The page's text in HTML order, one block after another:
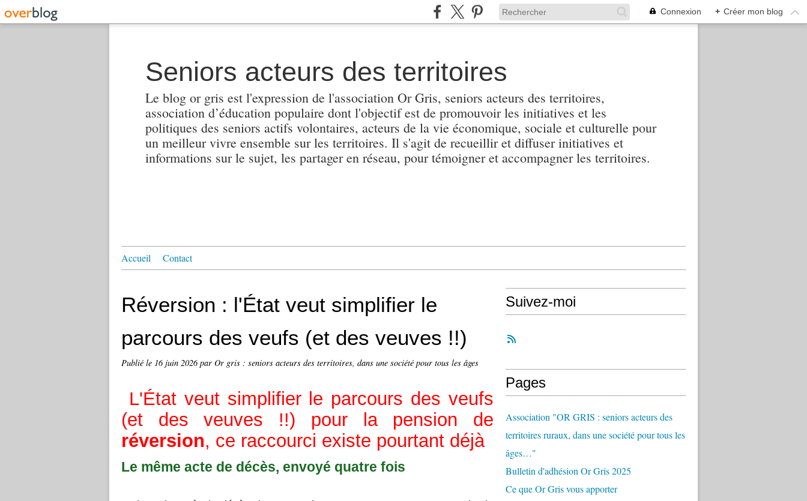
Connexion + Créer mon blog
Seniors acteurs des territoires
Le blog or gris est l'expression de l'association Or Gris, seniors acteurs des territoires,
association d’éducation populaire dont l'objectif est de promouvoir les initiatives et les
politiques des seniors actifs volontaires, acteurs de la vie économique, sociale et culturelle pour
un meilleur vivre ensemble sur les territoires. Il s'agit de recueillir et diffuser initiatives et
informations sur le sujet, les partager en réseau, pour témoigner et accompagner les territoires.
Accueil Contact
Réversion : l'État veut simplifier le
parcours des veufs (et des veuves !!)
Publié le 16 juin 2026par Or gris : seniors acteurs des territoires, dans une société pour tous les âges
L'État veut simplifier le parcours des veufs
(et des veuves !!) pour la pension de
réversion, ce raccourci existe pourtant déjà
Le même acte de décès, envoyé quatre fois
Suivez-moi
Pages
Association "OR GRIS : seniors acteurs des
territoires ruraux, dans une société pour tous les
âges…"
Bulletin d'adhésion Or Gris 2025
Ce que Or Gris vous apporter